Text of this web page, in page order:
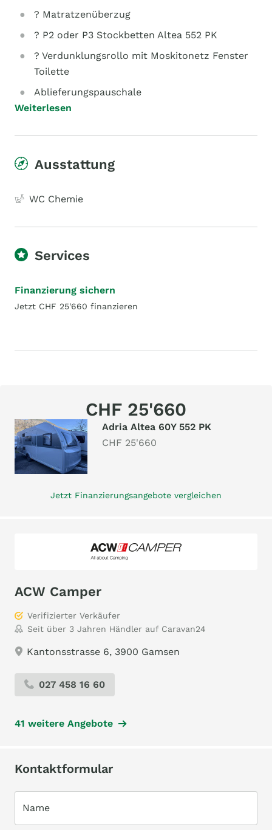
? Matratzenüberzug
? P2 oder P3 Stockbetten Altea 552 PK
? Verdunklungsrollo mit Moskitonetz Fenster
Toilette
Ablieferungspauschale
Weiterlesen
Ausstattung
WC Chemie
Services
Finanzierung sichern
Jetzt CHF 25'660 finanzieren
CHF 25'660
Adria Altea 60Y 552 PK
CHF 25'660
Jetzt Finanzierungsangebote vergleichen
ACW Camper
Verifizierter Verkäufer
Seit über 3 Jahren Händler auf Caravan24
Kantonsstrasse 6, 3900 Gamsen
027 458 16 60
41 weitere Angebote
Kontaktformular
Name